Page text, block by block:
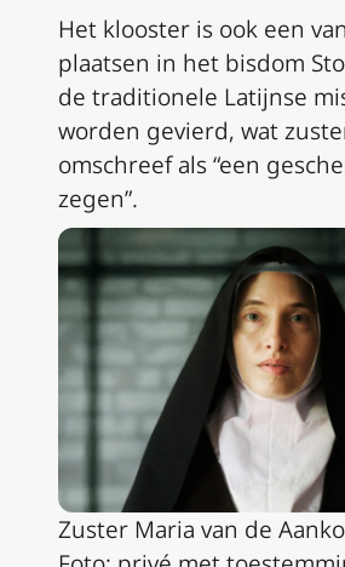
Het klooster is ook een
plaatsen in het bisdom
de traditionele Latijnse
worden gevierd, wat
omschreef als “een
zegen”.
Zuster Maria van de